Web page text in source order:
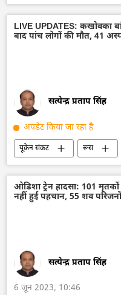
विशेष सैन्य अभियान
डर्टी
आतंकवाद का मुकाबला
केंद्रीय खुफिया एजेंसी
LIVE UPDATES: कखोवका
बाद पांच लोगों की मौत, 41
सत्येन्द्र प्रताप सिंह
अपडेट किया जा रहा है
यूक्रेन संकट रूस
यूक्रेन
यूक्रेन सशस्त्र बल
विशेष सैन्य अभियान
ऊर्जा क्षेत्र
कखोवका
ओडिशा ट्रेन हादसा: 101
नहीं हुई पहचान, 55 शव
सत्येन्द्र प्रताप सिंह
6 जून 2023, 10:46